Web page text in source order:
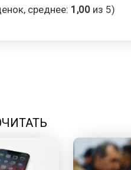
среднее: 1,00 из 5)